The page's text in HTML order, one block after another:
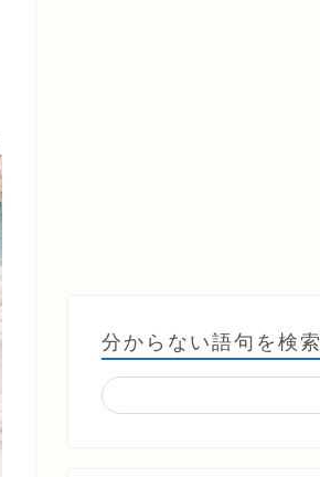
分からない語句を検索